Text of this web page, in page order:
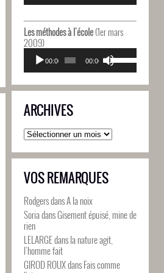
diminuer
flèches
pour
ou
diminuer
le
volume.
Les méthodes à l'école(1er mars
2009)
Lecteur
audio
00:00 00:00
Utilisez
les
flèches
haut/bas
diminuer
le
volume.
ARCHIVES
Archives
VOS REMARQUES
RodgersdansA la noix
SoriadansGisement épuisé, mine de
rien
LELARGEdansla nature agit,
l’homme fait
GIROD ROUXdansFais comme